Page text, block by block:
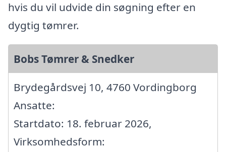
hvis du vil udvide din søgning efter en
dygtig tømrer.
Bobs Tømrer & Snedker
Brydegårdsvej 10, 4760 Vordingborg
Ansatte:
Startdato: 18. februar 2026,
Virksomhedsform: